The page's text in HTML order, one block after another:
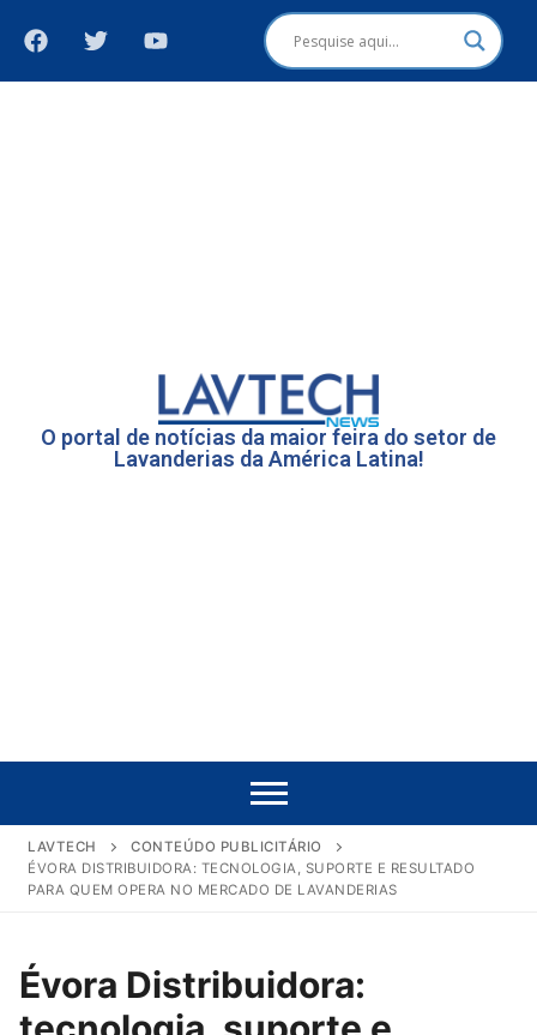
O portal de notícias da maior feira do setor de
Lavanderias da América Latina!
LAVTECH
CONTEÚDO PUBLICITÁRIO
ÉVORA DISTRIBUIDORA: TECNOLOGIA, SUPORTE E RESULTADO
PARA QUEM OPERA NO MERCADO DE LAVANDERIAS
Évora Distribuidora: